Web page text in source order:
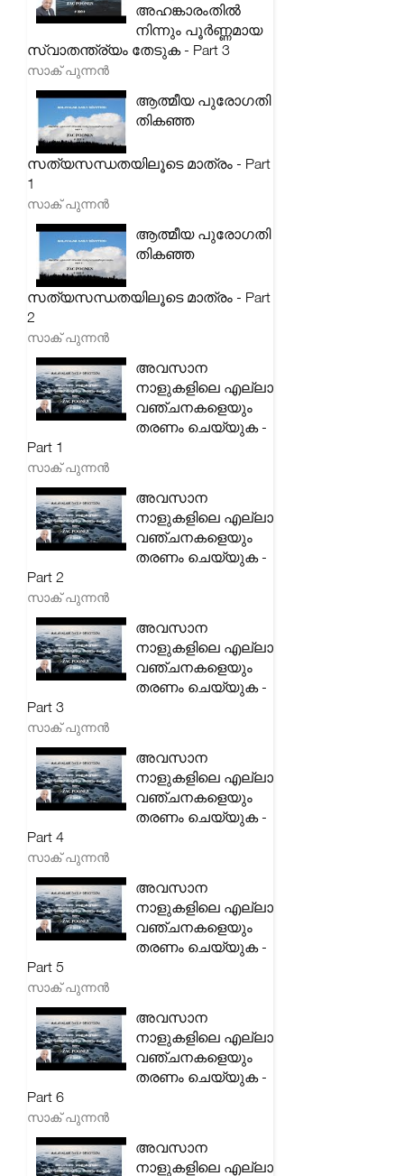
അഹങ്കാരംതിൽ
നിന്നും പൂർണ്ണമായ
സ്വാതന്ത്ര്യം തേടുക - Part 3
സാക് പുന്നൻ
ആത്മീയ പുരോഗതി
തികഞ്ഞ
സത്യസന്ധതയിലൂടെ മാത്രം - Part
1
സാക് പുന്നൻ
ആത്മീയ പുരോഗതി
തികഞ്ഞ
സത്യസന്ധതയിലൂടെ മാത്രം - Part
2
സാക് പുന്നൻ
അവസാന
നാളുകളിലെ എല്ലാ
വഞ്ചനകളെയും
തരണം ചെയ്യുക -
Part 1
സാക് പുന്നൻ
അവസാന
നാളുകളിലെ എല്ലാ
വഞ്ചനകളെയും
തരണം ചെയ്യുക -
Part 2
സാക് പുന്നൻ
അവസാന
നാളുകളിലെ എല്ലാ
വഞ്ചനകളെയും
തരണം ചെയ്യുക -
Part 3
സാക് പുന്നൻ
അവസാന
നാളുകളിലെ എല്ലാ
വഞ്ചനകളെയും
തരണം ചെയ്യുക -
Part 4
സാക് പുന്നൻ
അവസാന
നാളുകളിലെ എല്ലാ
വഞ്ചനകളെയും
തരണം ചെയ്യുക -
Part 5
സാക് പുന്നൻ
അവസാന
നാളുകളിലെ എല്ലാ
വഞ്ചനകളെയും
തരണം ചെയ്യുക -
Part 6
സാക് പുന്നൻ
അവസാന
നാളുകളിലെ എല്ലാ